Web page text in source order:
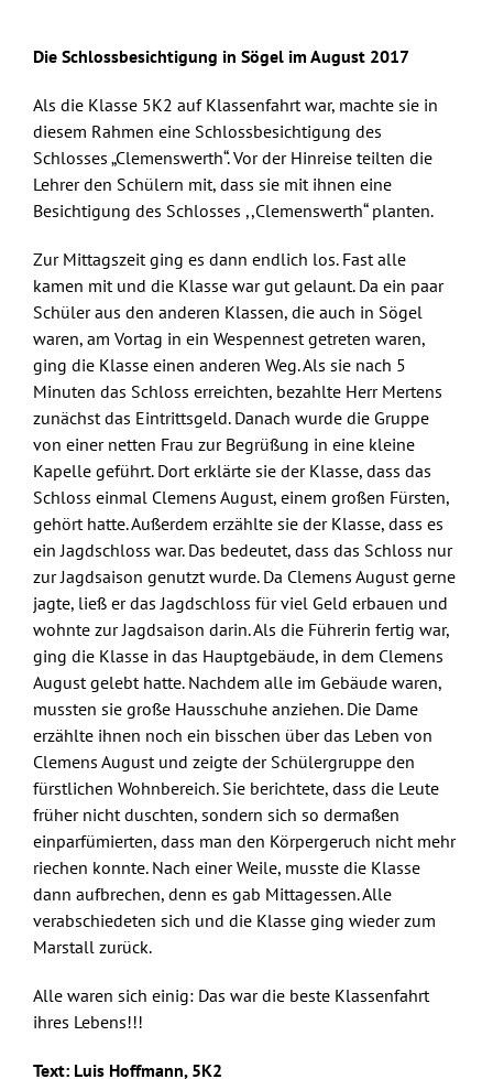
contentDie Schlossbesichtigung in Sögel im August 2017
Als die Klasse 5K2 auf Klassenfahrt war, machte sie in
diesem Rahmen eine Schlossbesichtigung des
Schlosses „Clemenswerth“. Vor der Hinreise teilten die
Lehrer den Schülern mit, dass sie mit ihnen eine
Besichtigung des Schlosses ,,Clemenswerth“ planten.
Zur Mittagszeit ging es dann endlich los. Fast alle
kamen mit und die Klasse war gut gelaunt. Da ein paar
Schüler aus den anderen Klassen, die auch in Sögel
waren, am Vortag in ein Wespennest getreten waren,
ging die Klasse einen anderen Weg. Als sie nach 5
Minuten das Schloss erreichten, bezahlte Herr Mertens
zunächst das Eintrittsgeld. Danach wurde die Gruppe
von einer netten Frau zur Begrüßung in eine kleine
Kapelle geführt. Dort erklärte sie der Klasse, dass das
Schloss einmal Clemens August, einem großen Fürsten,
gehört hatte. Außerdem erzählte sie der Klasse, dass es
ein Jagdschloss war. Das bedeutet, dass das Schloss nur
zur Jagdsaison genutzt wurde. Da Clemens August gerne
jagte, ließ er das Jagdschloss für viel Geld erbauen und
wohnte zur Jagdsaison darin. Als die Führerin fertig war,
ging die Klasse in das Hauptgebäude, in dem Clemens
August gelebt hatte. Nachdem alle im Gebäude waren,
mussten sie große Hausschuhe anziehen. Die Dame
erzählte ihnen noch ein bisschen über das Leben von
Clemens August und zeigte der Schülergruppe den
fürstlichen Wohnbereich. Sie berichtete, dass die Leute
früher nicht duschten, sondern sich so dermaßen
einparfümierten, dass man den Körpergeruch nicht mehr
riechen konnte. Nach einer Weile, musste die Klasse
dann aufbrechen, denn es gab Mittagessen. Alle
verabschiedeten sich und die Klasse ging wieder zum
Marstall zurück.
Alle waren sich einig: Das war die beste Klassenfahrt
ihres Lebens!!!
Text: Luis Hoffmann, 5K2